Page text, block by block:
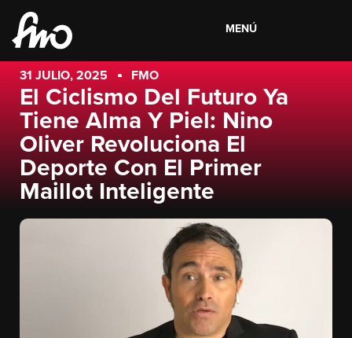
MENÚ
31 JULIO, 2025 FMO
El Ciclismo Del Futuro Ya
Tiene Alma Y Piel: Nino
Oliver Revoluciona El
Deporte Con El Primer
Maillot Inteligente